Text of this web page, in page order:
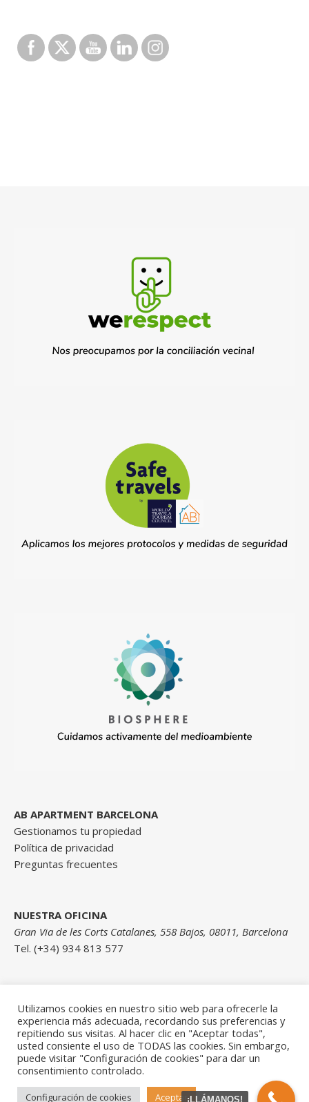
AB APARTMENT BARCELONA
Gestionamos tu propiedad
Política de privacidad
Preguntas frecuentes
NUESTRA OFICINA
Gran Via de les Corts Catalanes, 558 Bajos, 08011, Barcelona
Tel. (+34) 934 813 577
Contáctanos
© AB Apartment Barcelona
Utilizamos cookies en nuestro sitio web para ofrecerle la
experiencia más adecuada, recordando sus preferencias y
repitiendo sus visitas. Al hacer clic en "Aceptar todas",
usted consiente el uso de TODAS las cookies. Sin embargo,
puede visitar "Configuración de cookies" para dar un
consentimiento controlado.
Configuración de cookies Aceptar ¡LLÁMANOS!